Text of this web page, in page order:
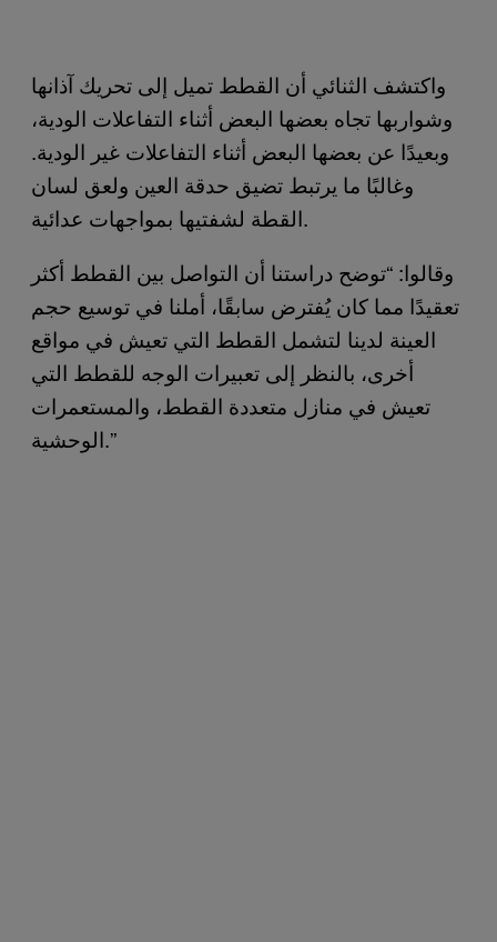
واكتشف الثنائي أن القطط تميل إلى تحريك آذانها
وشواربها تجاه بعضها البعض أثناء التفاعلات الودية،
وبعيدًا عن بعضها البعض أثناء التفاعلات غير الودية.
وغالبًا ما يرتبط تضيق حدقة العين ولعق لسان
القطة لشفتيها بمواجهات عدائية.
وقالوا: “توضح دراستنا أن التواصل بين القطط أكثر
تعقيدًا مما كان يُفترض سابقًا، أملنا في توسيع حجم
العينة لدينا لتشمل القطط التي تعيش في مواقع
أخرى، بالنظر إلى تعبيرات الوجه للقطط التي
تعيش في منازل متعددة القطط، والمستعمرات
الوحشية.”